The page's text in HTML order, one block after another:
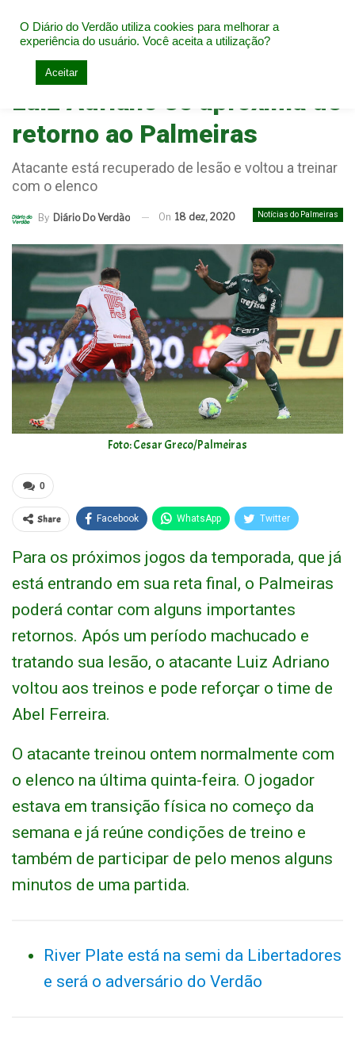
Home Notícias do Palmeiras
Luiz Adriano se aproxima de
retorno ao Palmeiras
Atacante está recuperado de lesão e voltou a treinar
com o elenco
Notícias do Palmeiras
By Diário Do Verdão On 18 dez, 2020
Foto: Cesar Greco/Palmeiras
0
Share Facebook WhatsApp Twitter
Para os próximos jogos da temporada, que já
está entrando em sua reta final, o Palmeiras
poderá contar com alguns importantes
retornos. Após um período machucado e
tratando sua lesão, o atacante Luiz Adriano
voltou aos treinos e pode reforçar o time de
Abel Ferreira.
O atacante treinou ontem normalmente com
o elenco na última quinta-feira. O jogador
estava em transição física no começo da
semana e já reúne condições de treino e
também de participar de pelo menos alguns
minutos de uma partida.
River Plate está na semi da Libertadores
e será o adversário do Verdão
O Diário do Verdão utiliza cookies para melhorar a
experiência do usuário. Você aceita a utilização?
Aceitar